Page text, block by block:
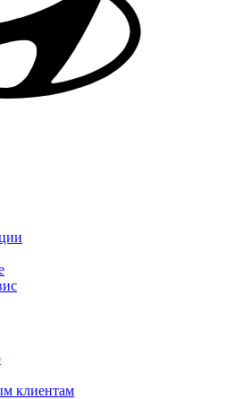
уровня
запасных частей
и кредитование
клиентам